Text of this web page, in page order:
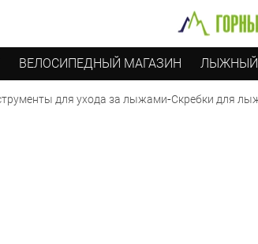
ВЕЛОСИПЕДНЫЙ МАГАЗИН ЛЫЖНЫЙ
для ухода за лыжами-Скребки для